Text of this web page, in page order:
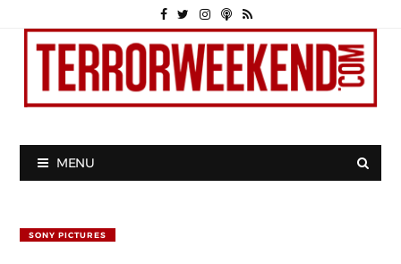
MENU
SONY PICTURES